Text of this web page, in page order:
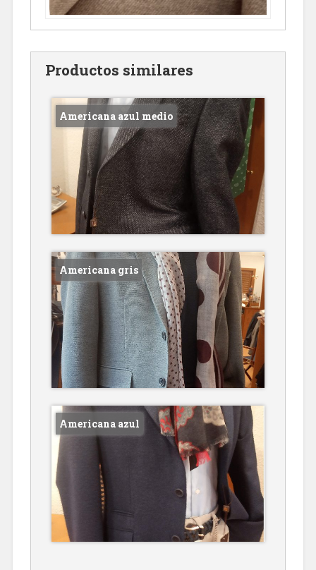
Productos similares
Americana azul medio
Americana gris
Americana azul